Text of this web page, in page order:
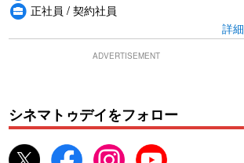
正社員 / 契約社員
詳細
ADVERTISEMENT
シネマトゥデイをフォロー